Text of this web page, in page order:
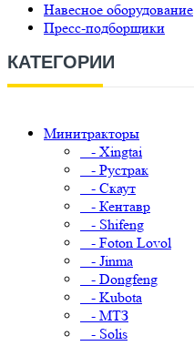
Навесное оборудование
Пресс-подборщики
КАТЕГОРИИ
Минитракторы
- Xingtai
- Рустрак
- Скаут
- Кентавр
- Shifeng
- Foton Lovol
- Jinma
- Dongfeng
- Kubota
- МТЗ
- Solis